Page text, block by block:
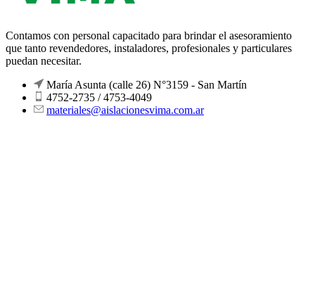
Contamos con personal capacitado para brindar el asesoramiento
que tanto revendedores, instaladores, profesionales y particulares
puedan necesitar.
María Asunta (calle 26) N°3159 - San Martín
4752-2735 / 4753-4049
materiales@aislacionesvima.com.ar